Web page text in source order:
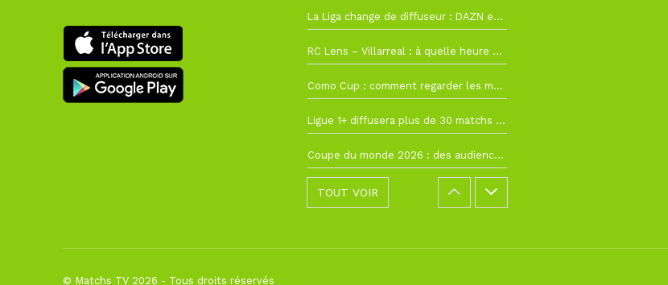
La Liga change de diffuseur : DAZN et Disney+ remplacent beIN Sports !
RC Lens – Villarreal : à quelle heure et sur quelle chaîne voir la finale de la Como Cup ?
Como Cup : comment regarder les matchs du RC Lens en direct ?
Ligue 1+ diffusera plus de 30 matchs amicaux avant la reprise de la Ligue 1
Coupe du monde 2026 : des audiences record, mais M6 devrait perdre très gros !
TOUT VOIR
© Matchs TV 2026 - Tous droits réservés